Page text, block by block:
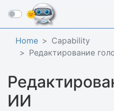
☰
Home
Capability
Редактирование
ИИ